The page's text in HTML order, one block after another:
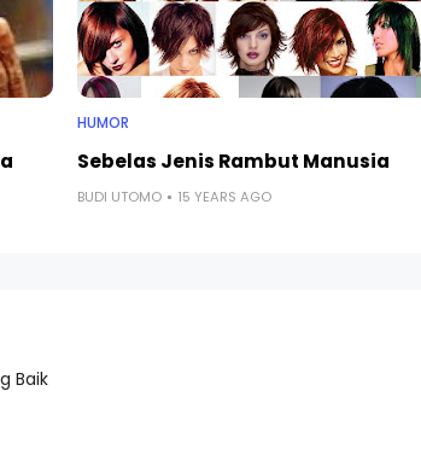
HUMOR
Sebelas Jenis Rambut Manusia
BUDI UTOMO 15 YEARS AGO
Baik